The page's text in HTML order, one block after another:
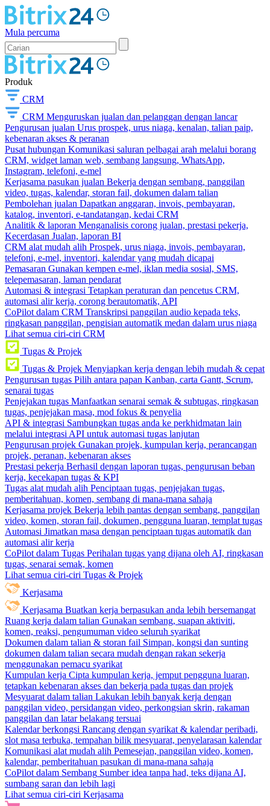
Mula percuma
Produk
CRM
CRM Menguruskan jualan dan pelanggan dengan lancar
Pengurusan jualan Urus prospek, urus niaga, kenalan, talian paip,
kebenaran akses & peranan
Pusat hubungan Komunikasi saluran pelbagai arah melalui borang
CRM, widget laman web, sembang langsung, WhatsApp,
Instagram, telefoni, e-mel
Kerjasama pasukan jualan Bekerja dengan sembang, panggilan
video, tugas, kalendar, storan fail, dokumen dalam talian
Pembolehan jualan Dapatkan anggaran, invois, pembayaran,
katalog, inventori, e-tandatangan, kedai CRM
Analitik & laporan Menganalisis corong jualan, prestasi pekerja,
Kecerdasan Jualan, laporan BI
CRM alat mudah alih Prospek, urus niaga, invois, pembayaran,
telefoni, e-mel, inventori, kalendar yang mudah dicapai
Pemasaran Gunakan kempen e-mel, iklan media sosial, SMS,
telepemasaran, laman pendarat
Automasi & integrasi Tetapkan peraturan dan pencetus CRM,
automasi alir kerja, corong berautomatik, API
CoPilot dalam CRM Transkripsi panggilan audio kepada teks,
ringkasan panggilan, pengisian automatik medan dalam urus niaga
Lihat semua ciri-ciri CRM
Tugas & Projek
Tugas & Projek Menyiapkan kerja dengan lebih mudah & cepat
Pengurusan tugas Pilih antara papan Kanban, carta Gantt, Scrum,
senarai tugas
Penjejakan tugas Manfaatkan senarai semak & subtugas, ringkasan
tugas, penjejakan masa, mod fokus & penyelia
API & integrasi Sambungkan tugas anda ke perkhidmatan lain
melalui integrasi API untuk automasi tugas lanjutan
Pengurusan projek Gunakan projek, kumpulan kerja, perancangan
projek, peranan, kebenaran akses
Prestasi pekerja Berhasil dengan laporan tugas, pengurusan beban
kerja, kecekapan tugas & KPI
Tugas alat mudah alih Penciptaan tugas, penjejakan tugas,
pemberitahuan, komen, sembang di mana-mana sahaja
Kerjasama projek Bekerja lebih pantas dengan sembang, panggilan
video, komen, storan fail, dokumen, pengguna luaran, templat tugas
Automasi Jimatkan masa dengan penciptaan tugas automatik dan
automasi alir kerja
CoPilot dalam Tugas Perihalan tugas yang dijana oleh AI, ringkasan
tugas, senarai semak, komen
Lihat semua ciri-ciri Tugas & Projek
Kerjasama
Kerjasama Buatkan kerja berpasukan anda lebih bersemangat
Ruang kerja dalam talian Gunakan sembang, suapan aktiviti,
komen, reaksi, pengumuman video seluruh syarikat
Dokumen dalam talian & storan fail Simpan, kongsi dan sunting
dokumen dalam talian secara mudah dengan rakan sekerja
menggunakan pemacu syarikat
Kumpulan kerja Cipta kumpulan kerja, jemput pengguna luaran,
tetapkan kebenaran akses dan bekerja pada tugas dan projek
Mesyuarat dalam talian Lakukan lebih banyak kerja dengan
panggilan video, persidangan video, perkongsian skrin, rakaman
panggilan dan latar belakang tersuai
Kalendar berkongsi Rancang dengan syarikat & kalendar peribadi,
slot masa terbuka, tempahan bilik mesyuarat, penyelarasan kalendar
Komunikasi alat mudah alih Pemesejan, panggilan video, komen,
kalendar, pemberitahuan pasukan di mana-mana sahaja
CoPilot dalam Sembang Sumber idea tanpa had, teks dijana AI,
sumbang saran dan lebih lagi
Lihat semua ciri-ciri Kerjasama